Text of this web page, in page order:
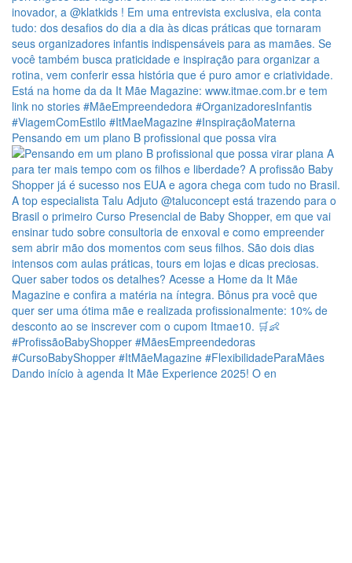
Pensando em um plano B profissional que possa vira
Dando início à agenda It Mãe Experience 2025! O en